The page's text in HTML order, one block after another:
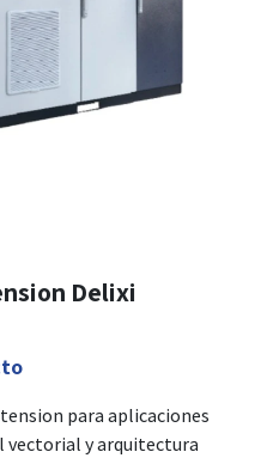
Delixi
para aplicaciones
y arquitectura